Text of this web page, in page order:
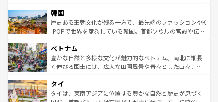
ワイを、存分に味わってほしい。 なお、新着のハワイ情報
はコンテンツ一覧を参照してほしい。
いる。アクティビティも充実しており、サーフィンやダイ
ビング、ハイキングなど、アウトドア好きにはたまらな
い。オーストラリアの多彩な魅力を存分に味わいつくそ
参照してほしい。
ン）、静ひつな山岳地帯である台湾東部など、都市の喧騒
と山間の静けさが共存しており、訪れる人に新しい発見と
驚きをもたらしてくれる。また、奥深い台湾の食文化も魅
容にもいいと評判のスイーツなど、バラエティ豊かな料理
が味わえる。 なお、新着の台湾情報は コンテンツ一覧を参
照してほしい。
韓国
歴史ある王朝文化が残る一方で、最先端のファッションやK
-POPで世界を席巻している韓国。首都ソウルの宮殿や伝統
き、地方に足を延ばせば四季折々の自然美を楽しむことが
できる。そして、キムチや焼肉、絶品のストリートフード
まで、さまざまな韓国料理が待っている。夜には、韓国な
リティに包まれながら、韓国の多彩な魅力を心ゆくまで味
わってみてほしい。 なお、新着の韓国情報はコンテンツ一
ベトナム
豊かな自然と多様な文化が魅力的なベトナム。南北に細長
く伸びる国土には、広大な田園風景や青々とした山々、世
急速な発展と共に伝統が息づく。ハノイの古い町並みやホ
ーチミン市のフランス統治時代の建物も、独特の雰囲気を
タイ
タイは、東南アジアに位置する豊かな自然と歴史が息づく